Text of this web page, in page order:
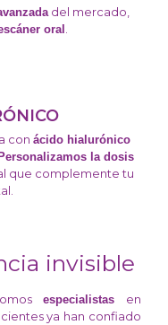
del mercado,
oral .
con ácido hialurónico
la dosis
que complemente tu
invisible
especialistas en
ya han confiado